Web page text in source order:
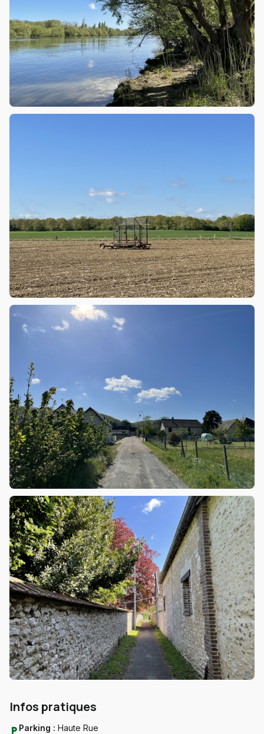
Infos pratiques
local_parking Parking : Haute Rue